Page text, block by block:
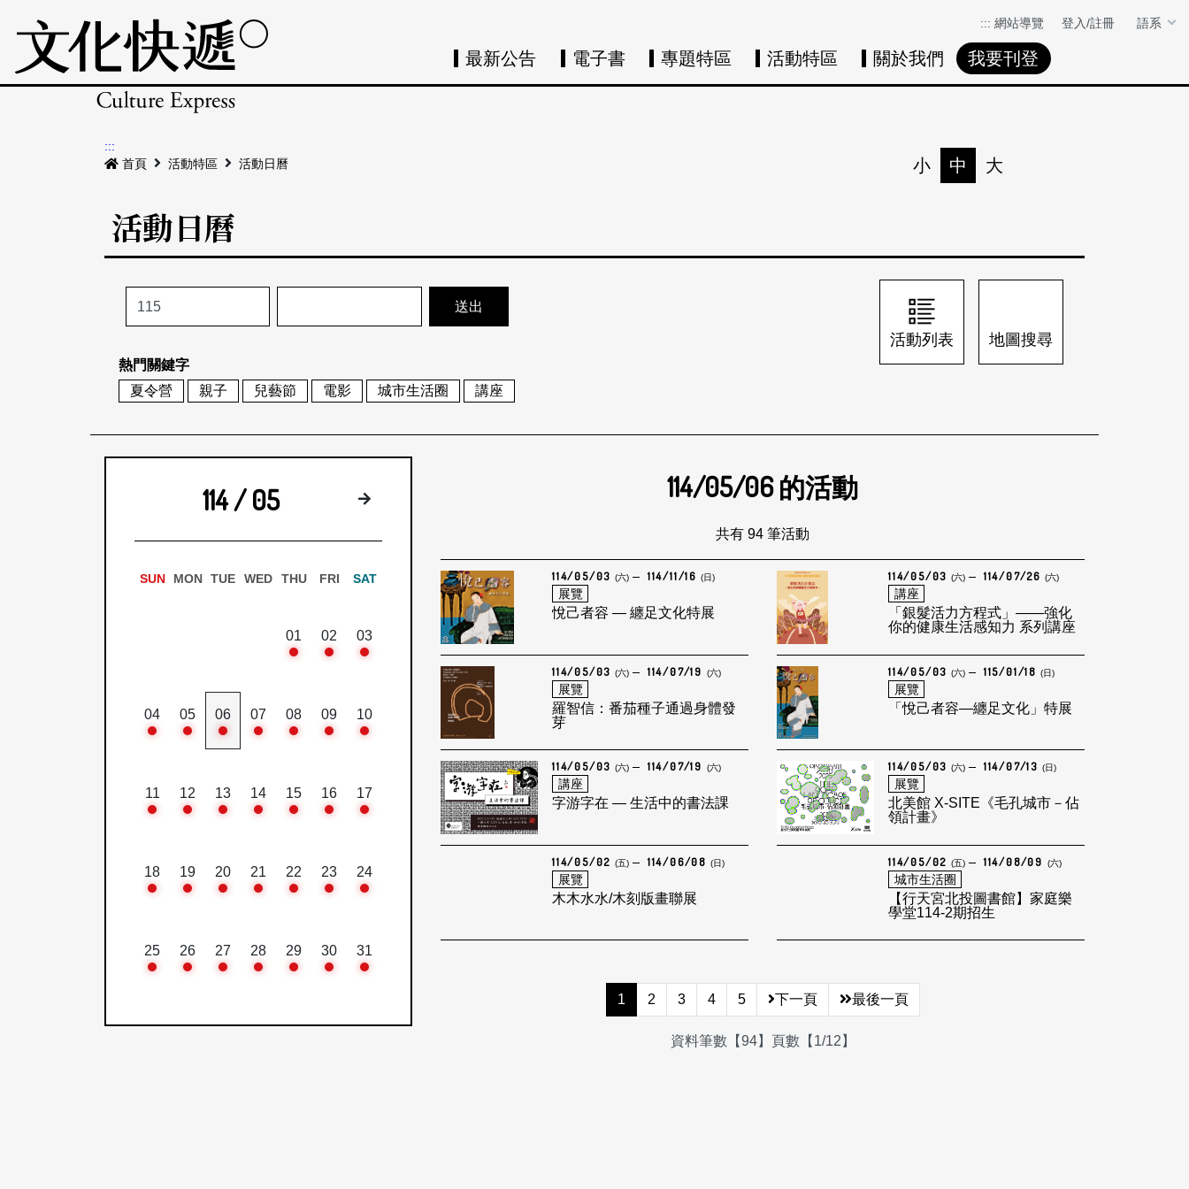
::: 網站導覽 登入/註冊 語系
最新公告 電子書 專題特區 活動特區 關於我們 我要刊登
:::
首頁
活動特區 活動日曆 小 中 大
活動日曆
熱門關鍵字
夏令營
親子 兒藝節 電影 城市生活圈 講座
活動列表 地圖搜尋
114 / 05 下個月
SUN MON TUE WED THU FRI SAT
01 02 03
04 05 06 07 08 09 10
11 12 13 14 15 16 17
18 19 20 21 22 23 24
25 26 27 28 29 30 31
114/05/06的活動
共有 94 筆活動
114/05/03 (六) 114/11/16 (日)
展覽
悅己者容 — 纏足文化特展
114/05/03 (六) 114/07/26 (六)
講座
「銀髮活力方程式」——強化
你的健康生活感知力 系列講座
114/05/03 (六) 114/07/19 (六)
展覽
羅智信：番茄種子通過身體發
芽
114/05/03 (六) 115/01/18 (日)
展覽
「悅己者容—纏足文化」特展
114/05/03 (六) 114/07/19 (六)
講座
字游字在 — 生活中的書法課
114/05/03 (六) 114/07/13 (日)
展覽
北美館 X-SITE《毛孔城市－佔
領計畫》
114/05/02 (五) 114/06/08 (日)
展覽
木木水水/木刻版畫聯展
114/05/02 (五) 114/08/09 (六)
城市生活圈
【行天宮北投圖書館】家庭樂
學堂114-2期招生
1 2 3 4 5 下一頁 最後一頁
資料筆數【94】頁數【1/12】